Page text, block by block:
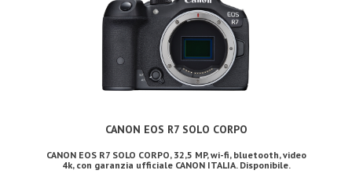
CANON EOS R7 SOLO CORPO
CANON EOS R7 SOLO CORPO, 32,5 MP, wi-fi, bluetooth, video
4k, con garanzia ufficiale CANON ITALIA. Disponibile.